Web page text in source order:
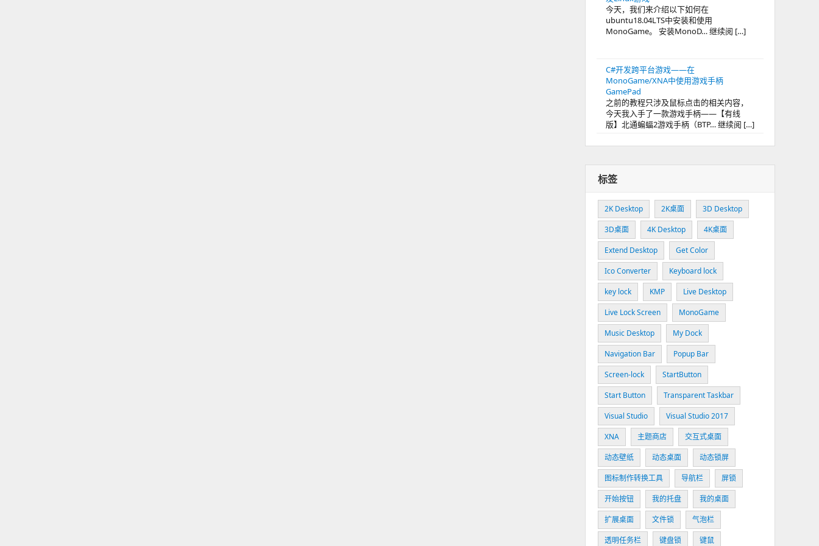
今天，我们来介绍以下如何在
ubuntu18.04LTS中安装和使用
MonoGame。 安装MonoD… 继续阅 […]
C#开发跨平台游戏——在
MonoGame/XNA中使用游戏手柄
GamePad
之前的教程只涉及鼠标点击的相关内容，
今天我入手了一款游戏手柄——【有线
版】北通蝙蝠2游戏手柄（BTP… 继续阅 […]
标签
2K Desktop 2K桌面
3D Desktop
3D桌面
4K Desktop
4K桌面
Extend Desktop
Get Color
Ico Converter
Keyboard lock
key lock
KMP
Live Desktop
Live Lock Screen
MonoGame
Music Desktop
My Dock
Navigation Bar
Popup Bar
Screen-lock
StartButton
Start Button
Transparent Taskbar
Visual Studio
Visual Studio 2017
XNA
主题商店
交互式桌面
动态壁纸
动态桌面
动态锁屏
图标制作转换工具
导航栏
屏锁
开始按钮
我的托盘
我的桌面
扩展桌面
文件锁
气泡栏
透明任务栏
键盘锁 键鼠